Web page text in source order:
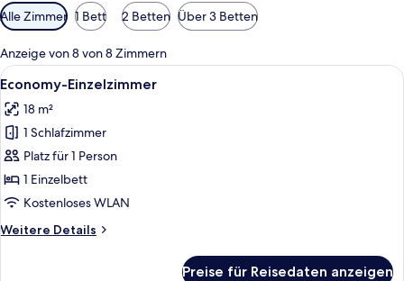
Verfügbare
Filter
für
Zimmer
Alle Zimmer 1 Bett 2 Betten Über 3 Betten
Anzeige von 8 von 8 Zimmern
Alle
Fotos
für
Economy-
Einzelzimmer
anzeigen
Ein kleines Zimmer mit Bett,
7
Economy-Einzelzimmer
18 m²
1 Schlafzimmer
Platz für 1 Person
1 Einzelbett
Kostenloses WLAN
Weitere Details
Weitere
Preise für Reisedaten anzeigen